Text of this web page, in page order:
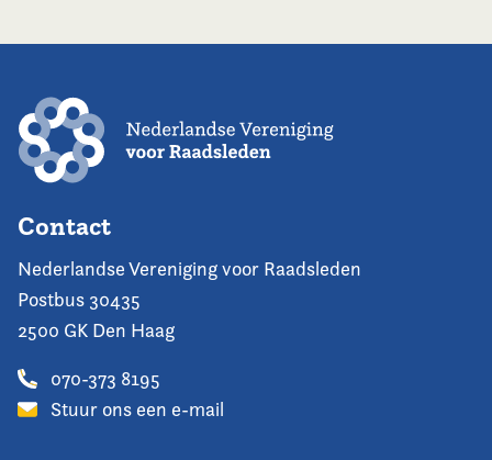
Contact
Nederlandse Vereniging voor Raadsleden
Postbus 30435
2500 GK Den Haag
070-373 8195
Stuur ons een e-mail